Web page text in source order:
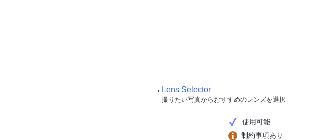
Lens Selector
撮りたい写真からおすすめのレンズを選択
使用可能
制約事項あり